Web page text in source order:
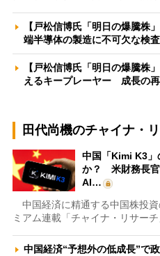
【戸松信博氏「明日の爆騰株
端半導体の製造に不可欠な検
【戸松信博氏「明日の爆騰株
えるキープレーヤー 成長の
田代尚機のチャイナ・
中国「Kimi K3」
か？ 米財務長官
AI…
中国経済に精通する中国株投
ミアム連載「チャイナ・リサー
中国経済“予想外の低成長”で